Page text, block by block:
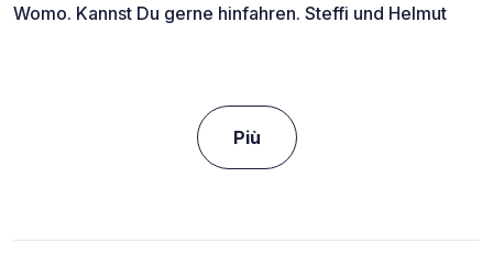
Womo. Kannst Du gerne hinfahren. Steffi und Helmut
Più